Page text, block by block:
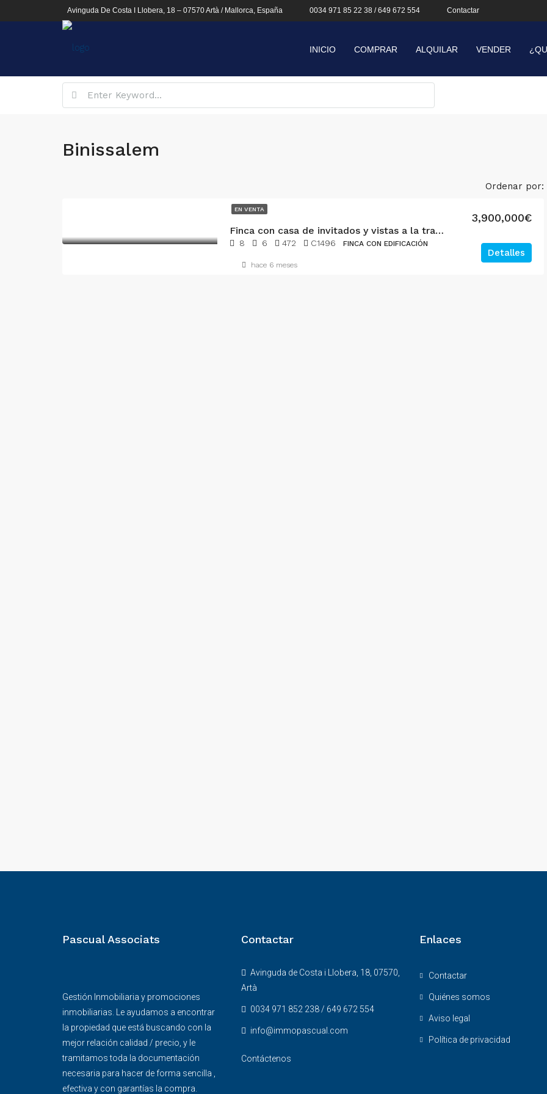
Avinguda De Costa I Llobera, 18 – 07570 Artà / Mallorca, España 0034 971 85 22 38 / 649 672 554 Contactar
INICIO COMPRAR ALQUILAR VENDER
Binissalem
Ordenar por:
EN VENTA
Finca con casa de invitados y vistas a la tramuntana en Binissalem
3,900,000€
8 6 472 C1496 FINCA CON EDIFICACIÓN
Detalles
hace 6 meses
Pascual Associats
Gestión Inmobiliaria y promociones
inmobiliarias. Le ayudamos a encontrar
la propiedad que está buscando con la
mejor relación calidad / precio, y le
tramitamos toda la documentación
necesaria para hacer de forma sencilla ,
efectiva y con garantías la compra.
Contactar
Avinguda de Costa i Llobera, 18, 07570,
Artà
0034 971 852 238 / 649 672 554
info@immopascual.com
Contáctenos
Enlaces
Contactar
Quiénes somos
Aviso legal
Política de privacidad